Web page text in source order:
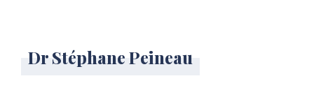
Dr Stéphane Peineau